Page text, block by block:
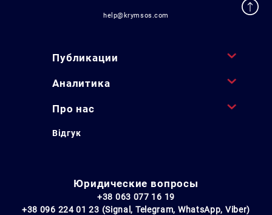
help@krymsos.com
Публикации
Аналитика
Про нас
Відгук
Юридические вопросы
+38 063 077 16 19
+38 096 224 01 23 (Signal, Telegram, WhatsApp, Viber)